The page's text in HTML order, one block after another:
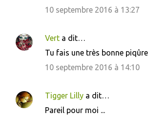
r
10 septembre 2016 à 13:27
Vert a dit…
Tu fais une très bonne
10 septembre 2016 à 14:10
Tigger Lilly a dit…
Pareil pour moi ...